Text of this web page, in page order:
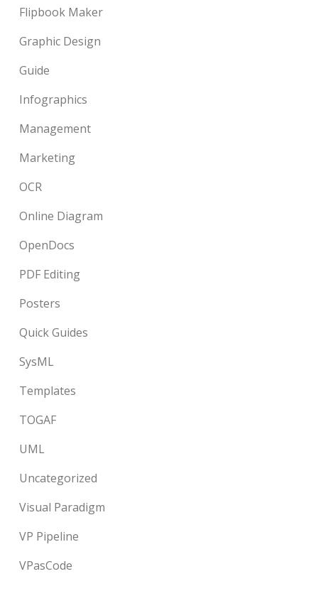
Flipbook Maker
Graphic Design
Guide
Infographics
Management
Marketing
OCR
Online Diagram
OpenDocs
PDF Editing
Posters
Quick Guides
SysML
Templates
TOGAF
UML
Uncategorized
Visual Paradigm
VP Pipeline
VPasCode